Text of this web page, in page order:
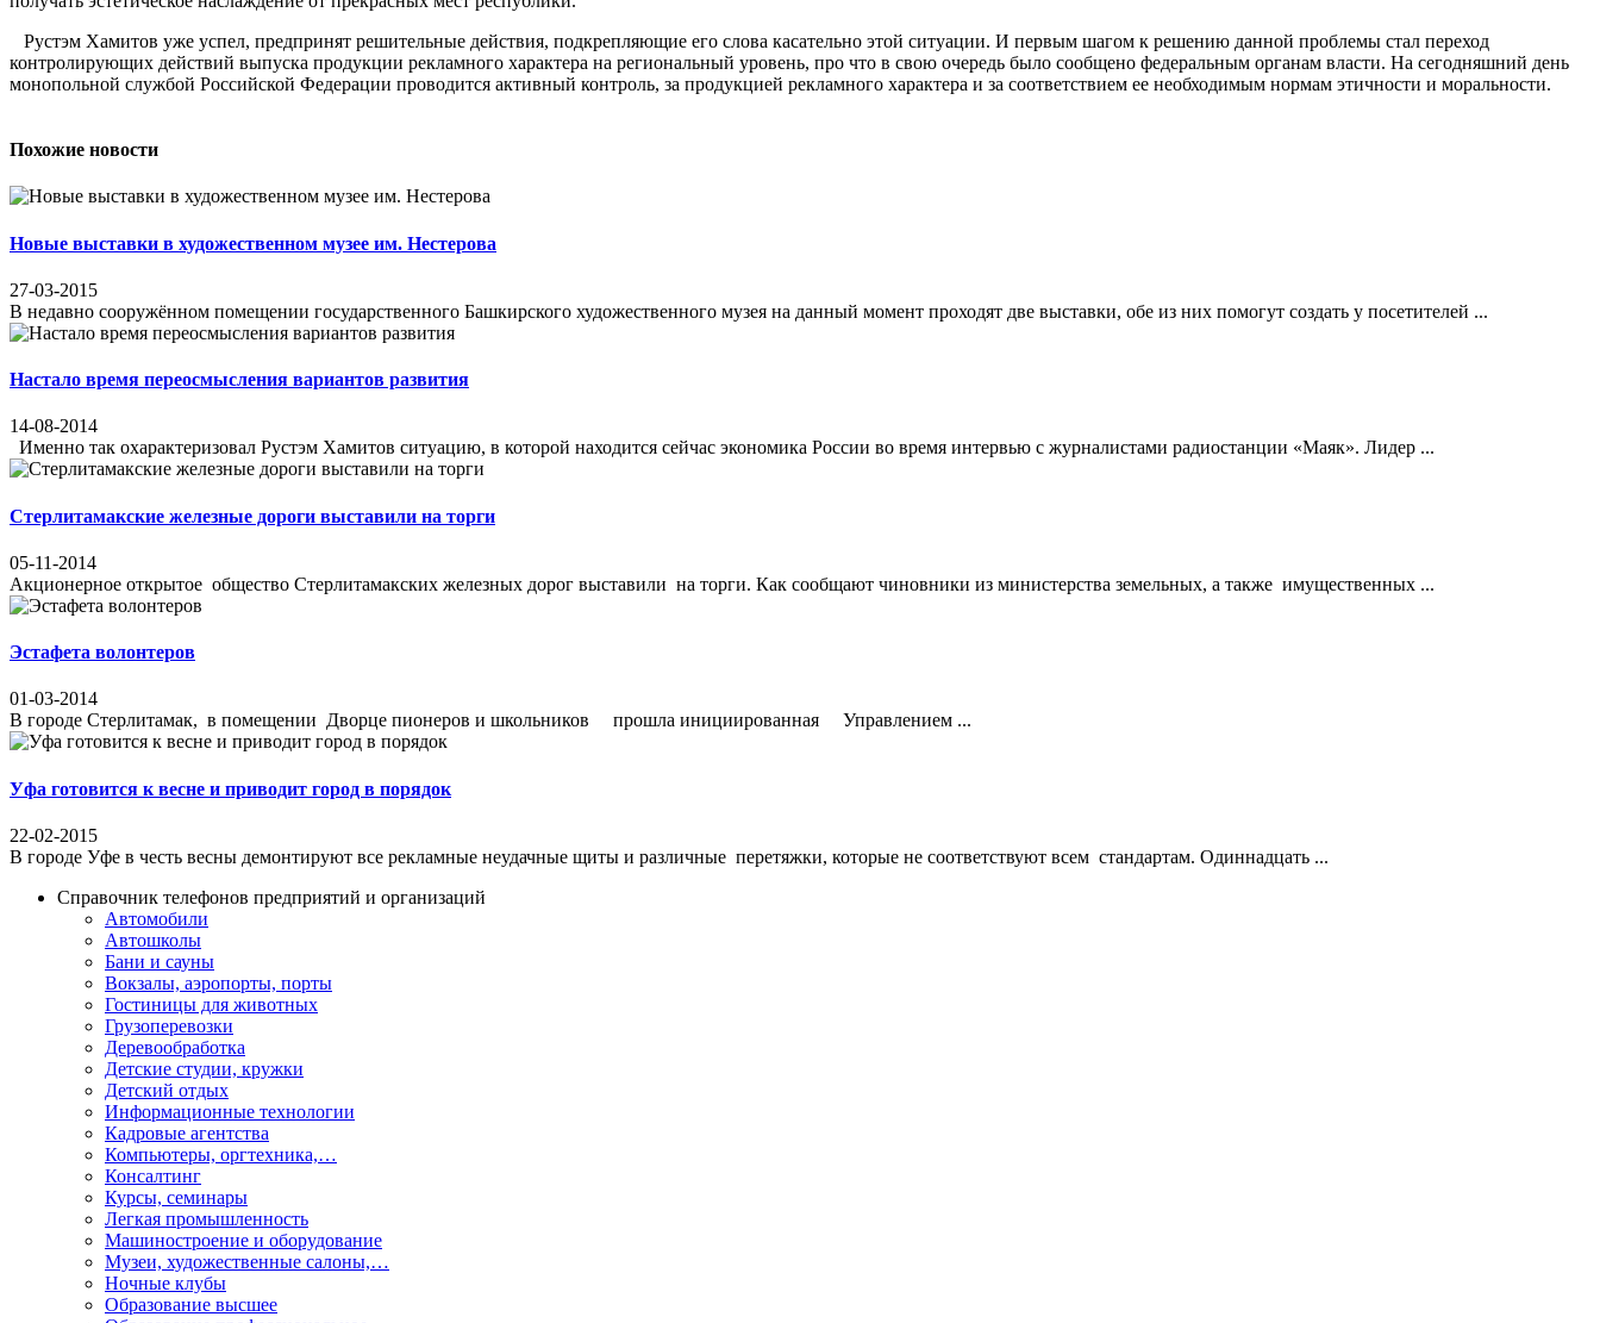
Рустэм Хамитов уже успел, предпринят решительные действия, подкрепляющие его слова касательно этой ситуации. И первым шагом к решению данной проблемы стал переход
контролирующих действий выпуска продукции рекламного характера на региональный уровень, про что в свою очередь было сообщено федеральным органам власти. На сегодняшний день
монопольной службой Российской Федерации проводится активный контроль, за продукцией рекламного характера и за соответствием ее необходимым нормам этичности и моральности.
Похожие новости
Новые выставки в художественном музее им. Нестерова
27-03-2015
В недавно сооружённом помещении государственного Башкирского художественного музея на данный момент проходят две выставки, обе из них помогут создать у посетителей ...
Настало время переосмысления вариантов развития
14-08-2014
Именно так охарактеризовал Рустэм Хамитов ситуацию, в которой находится сейчас экономика России во время интервью с журналистами радиостанции «Маяк». Лидер ...
Стерлитамакские железные дороги выставили на торги
05-11-2014
Акционерное открытое общество Стерлитамакских железных дорог выставили на торги. Как сообщают чиновники из министерства земельных, а также имущественных ...
Эстафета волонтеров
01-03-2014
В городе Стерлитамак, в помещении Дворце пионеров и школьников прошла инициированная Управлением ...
Уфа готовится к весне и приводит город в порядок
22-02-2015
В городе Уфе в честь весны демонтируют все рекламные неудачные щиты и различные перетяжки, которые не соответствуют всем стандартам. Одиннадцать ...
Справочник телефонов предприятий и организаций
Автомобили
Автошколы
Бани и сауны
Вокзалы, аэропорты, порты
Гостиницы для животных
Грузоперевозки
Деревообработка
Детские студии, кружки
Детский отдых
Информационные технологии
Кадровые агентства
Компьютеры, оргтехника,…
Консалтинг
Курсы, семинары
Легкая промышленность
Машиностроение и оборудование
Музеи, художественные салоны,…
Ночные клубы
Образование высшее